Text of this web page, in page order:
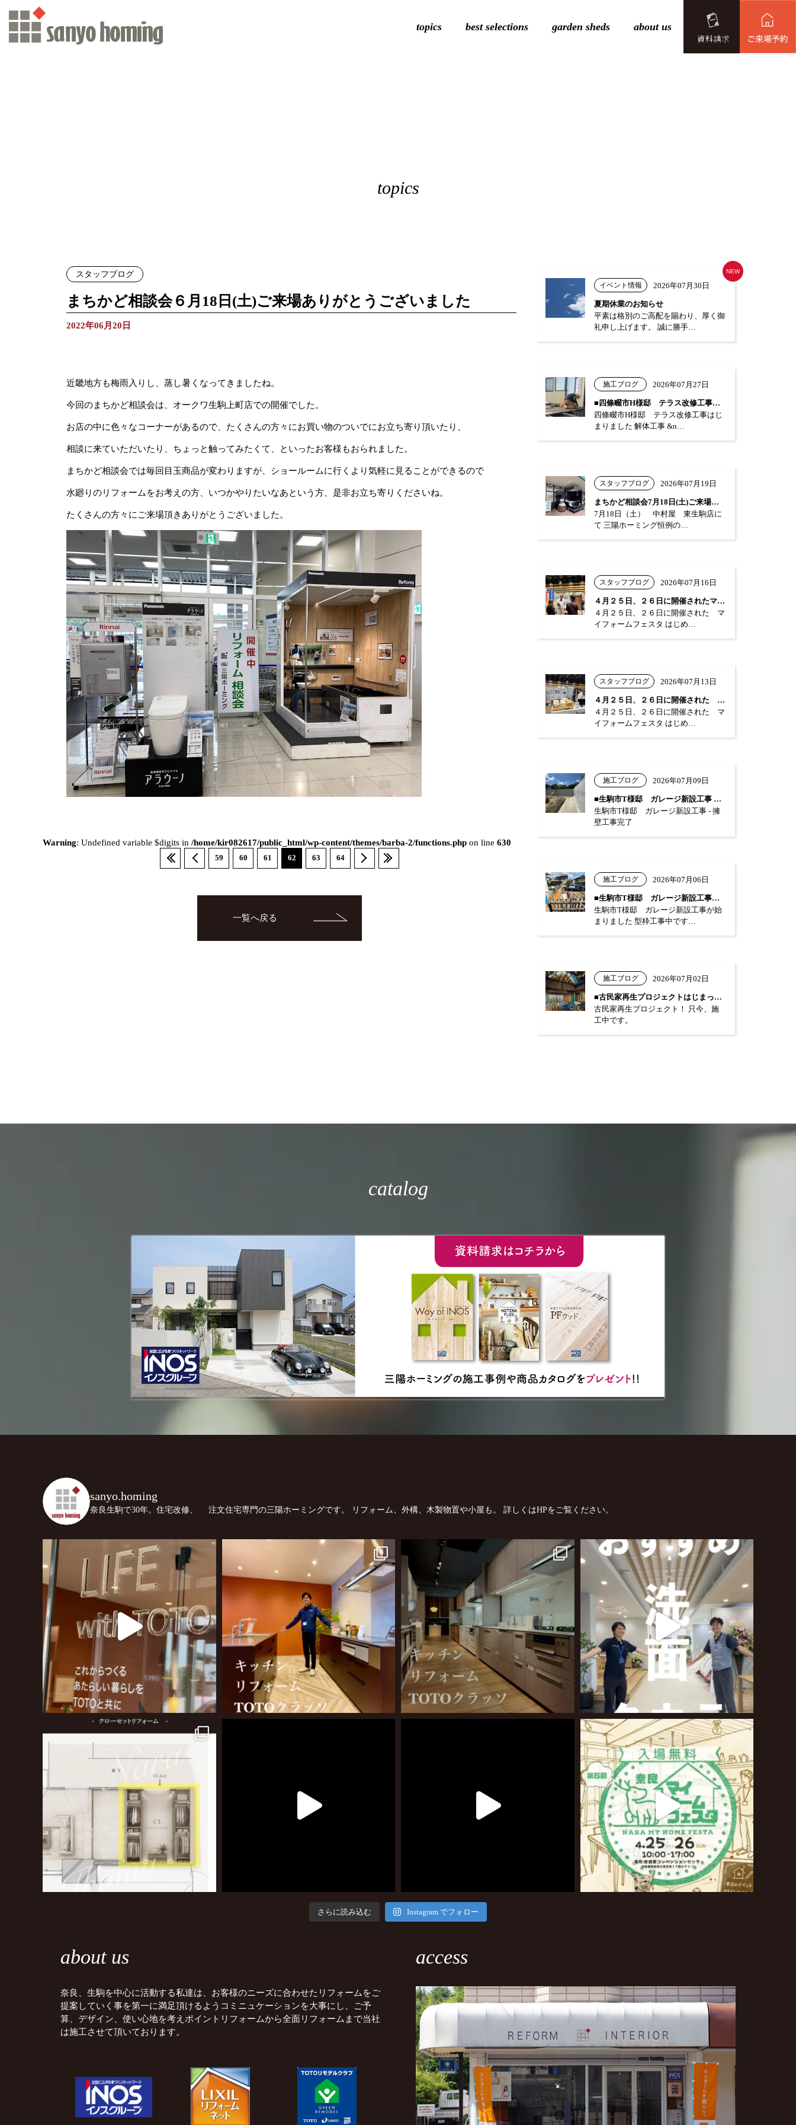
topics best selections garden sheds about us
topics
スタッフブログ
まちかど相談会６月18日(土)ご来場ありがとうございました
2022年06月20日
近畿地方も梅雨入りし、蒸し暑くなってきましたね。
今回のまちかど相談会は、オークワ生駒上町店での開催でした。
お店の中に色々なコーナーがあるので、たくさんの方々にお買い物のついでにお立ち寄り頂いたり、
相談に来ていただいたり、ちょっと触ってみたくて、といったお客様もおられました。
まちかど相談会では毎回目玉商品が変わりますが、ショールームに行くより気軽に見ることができるので
水廻りのリフォームをお考えの方、いつかやりたいなあという方、是非お立ち寄りくださいね。
たくさんの方々にご来場頂きありがとうございました。
Warning: Undefined variable $digits in /home/kir082617/public_html/wp-content/themes/barba-2/functions.php on line 630
59 60 61 62 63 64
一覧へ戻る
イベント情報 2026年07月30日
夏期休業のお知らせ
平素は格別のご高配を賜わり、厚く御
礼申し上げます。 誠に勝手…
NEW
施工ブログ 2026年07月27日
■四條畷市H様邸 テラス改修工事はじまり…
四條畷市H様邸 テラス改修工事はじ
まりました 解体工事 &n…
スタッフブログ 2026年07月19日
まちかど相談会7月18日(土)ご来場あり…
7月18日（土） 中村屋 東生駒店に
て 三陽ホーミング恒例の…
スタッフブログ 2026年07月16日
４月２５日、２６日に開催されたマイフォー…
４月２５日、２６日に開催された マ
イフォームフェスタ はじめ…
スタッフブログ 2026年07月13日
４月２５日、２６日に開催された マイフォ…
４月２５日、２６日に開催された マ
イフォームフェスタ はじめ…
施工ブログ 2026年07月09日
■生駒市T様邸 ガレージ新設工事 …
生駒市T様邸 ガレージ新設工事 - 擁
壁工事完了
施工ブログ 2026年07月06日
■生駒市T様邸 ガレージ新設工事が始まり…
生駒市T様邸 ガレージ新設工事が始
まりました 型枠工事中です…
施工ブログ 2026年07月02日
■古民家再生プロジェクトはじまっています…
古民家再生プロジェクト！ 只今、施
工中です。
catalog
sanyo.homing
奈良生駒で30年。住宅改修、 注文住宅専門の三陽ホーミングです。 リフォーム、外構、木製物置や小屋も。 詳しくはHPをご覧ください。
さらに読み込む Instagram でフォロー
about us
奈良、生駒を中心に活動する私達は、お客様のニーズに合わせたリフォームをご
提案していく事を第一に満足頂けるようコミニュケーションを大事にし、ご予
算、デザイン、使い心地を考えポイントリフォームから全面リフォームまで当社
は施工させて頂いております。
access